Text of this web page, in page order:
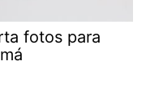
fotos para